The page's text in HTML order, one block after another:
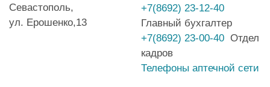
Севастополь,
ул. Ерошенко,13
+7(8692) 23-12-40
Главный бухгалтер
+7(8692) 23-00-40 Отдел
кадров
Телефоны аптечной сети